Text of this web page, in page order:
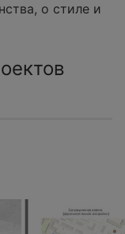
о стиле и